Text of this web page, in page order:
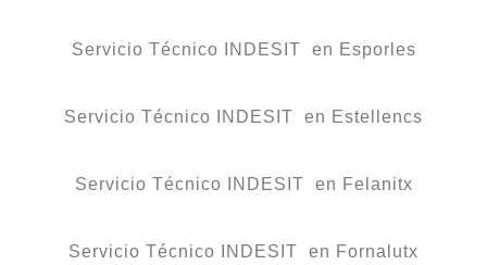
Servicio Técnico INDESIT en Esporles
Servicio Técnico INDESIT en Estellencs
Servicio Técnico INDESIT en Felanitx
Servicio Técnico INDESIT en Fornalutx